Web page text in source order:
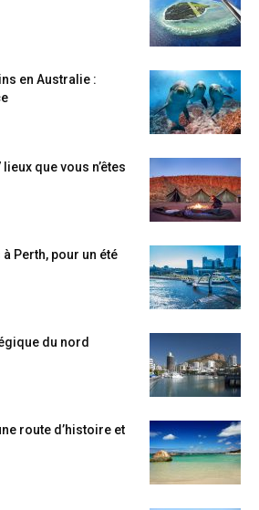
en Australie :
que vous n’êtes
Perth, pour un été
du nord
route d’histoire et